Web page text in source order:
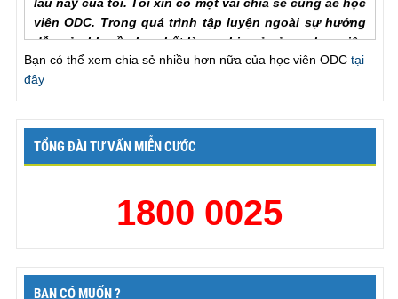
viên ODC. Trong quá trình tập luyện ngoài sự hướng
dẫn của hlv cần hơn hết là sự chia sẻ của ae học viên
Trước khi đến với ODC tình trạng của tôi rất tệ, qh chỉ
chưa đầy một phú đã out, làm theo các bài tập nhưng
sẻ với chuong trinh, tôi đã chăm chỉ làm lại từ đầu và
tôi nhận ra ... , lúc này cũng giống như khi đã xuất
tinh lần một va tiếp tục thì thời gian se kéo dài rất lâu,
xuat tinh thi ko bi mất sức và qh rat xung o lan thu 2.
Chưa bao gio toi thay vợ hài lòng như bây giờ, khen
Bạn có thể xem chia sẻ nhiều hơn nữa của học viên ODC tại
đây
TỔNG ĐÀI TƯ VẤN MIỄN CƯỚC
1800 0025
BẠN CÓ MUỐN ?